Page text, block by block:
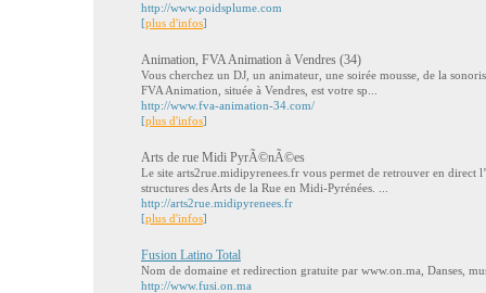
http://www.poidsplume.com
[plus d'infos]
Animation, FVA Animation à Vendres (34)
Vous cherchez un DJ, un animateur, une soirée mousse, de la
FVA Animation, située à Vendres, est votre sp...
http://www.fva-animation-34.com/
[plus d'infos]
Arts de rue Midi PyrÃ©nÃ©es
Le site arts2rue.midipyrenees.fr vous permet de retrouver en direct
structures des Arts de la Rue en Midi-Pyrénées. ...
http://arts2rue.midipyrenees.fr
[plus d'infos]
Fusion Latino Total
Nom de domaine et redirection gratuite par www.on.ma, Danses,
http://www.fusi.on.ma